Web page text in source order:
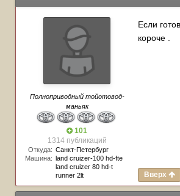
Полноприводный тойотовод-
маньяк
101
1314 публикаций
Откуда: Санкт-Петербург
Машина: land cruizer-100 hd-fte
land cruizer 80 hd-t
runner 2lt
Если
короче .
Вверх